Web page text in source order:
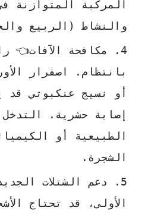
المركبة المتوازنة
والنشاط (الربيع
مكافحة الآفات👈
بانتظام. اصفرار
أو نسيج عنكبوتي قد
إصابة حشرية. التدخل
الطبيعية أو
الشجرة.
دعم الشتلات
الأولى، قد تحتاج